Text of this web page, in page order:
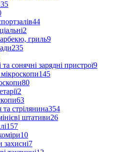
35
44
2
гриль9
235
сонячні зарядні пристрої9
145
80
2
63
стрілянина354
штативи26
157
10
захисні7